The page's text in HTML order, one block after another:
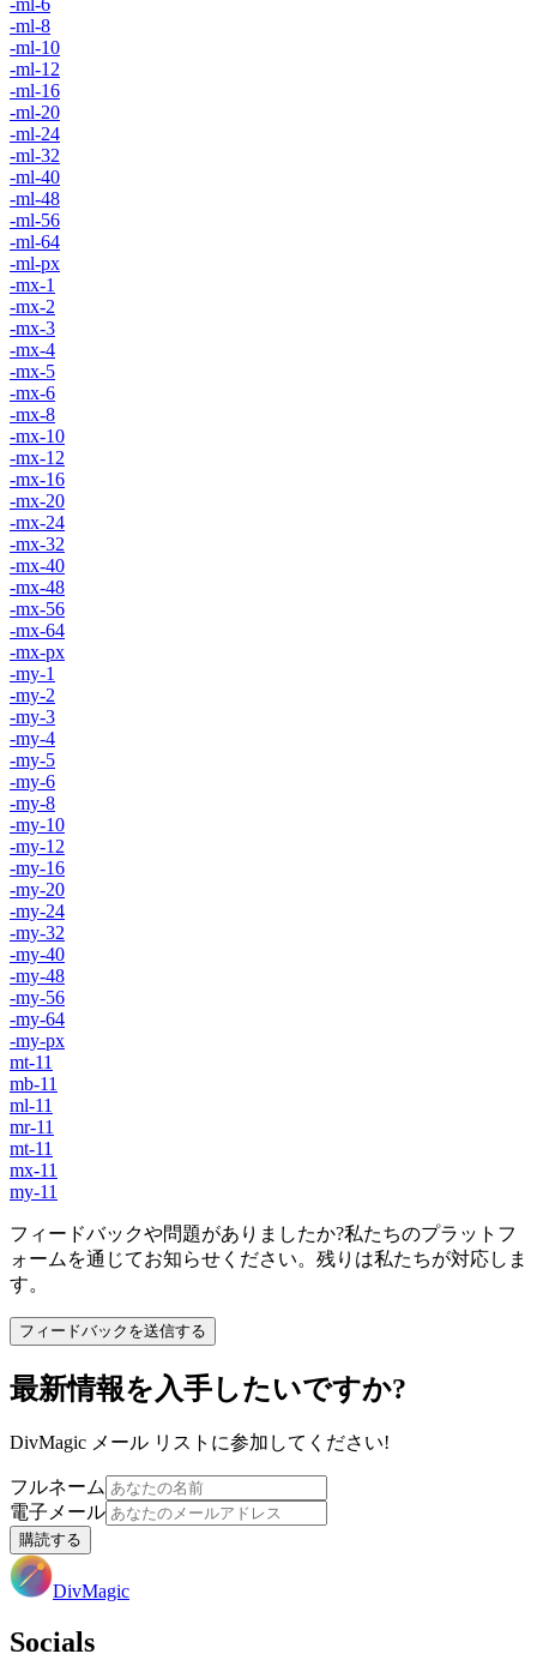
-ml-8
-ml-10
-ml-12
-ml-16
-ml-20
-ml-24
-ml-32
-ml-40
-ml-48
-ml-56
-ml-64
-ml-px
-mx-1
-mx-2
-mx-3
-mx-4
-mx-5
-mx-6
-mx-8
-mx-10
-mx-12
-mx-16
-mx-20
-mx-24
-mx-32
-mx-40
-mx-48
-mx-56
-mx-64
-mx-px
-my-1
-my-2
-my-3
-my-4
-my-5
-my-6
-my-8
-my-10
-my-12
-my-16
-my-20
-my-24
-my-32
-my-40
-my-48
-my-56
-my-64
-my-px
mt-11
mb-11
ml-11
mr-11
mt-11
mx-11
my-11
フィードバックや問題がありましたか?私たちのプラットフ
ォームを通じてお知らせください。残りは私たちが対応しま
す。
フィードバックを送信する
最新情報を入手したいですか?
DivMagic メール リストに参加してください!
フルネーム
電子メール
購読する
DivMagic
Socials